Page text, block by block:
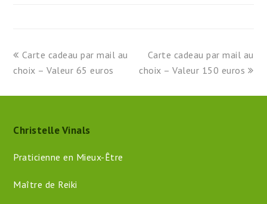
previous
post:
Carte cadeau par mail au
choix – Valeur 65 euros
next
post:
Carte cadeau par mail au
choix – Valeur 150 euros
Christelle Vinals
Praticienne en Mieux-Être
Maître de Reiki